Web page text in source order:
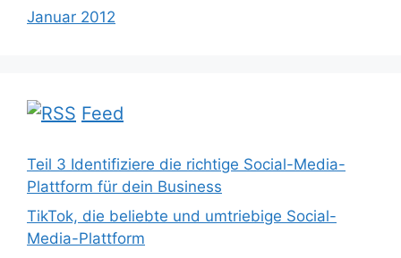
Januar 2012
Feed
Teil 3 Identifiziere die richtige Social-Media-
Plattform für dein Business
TikTok, die beliebte und umtriebige Social-
Media-Plattform